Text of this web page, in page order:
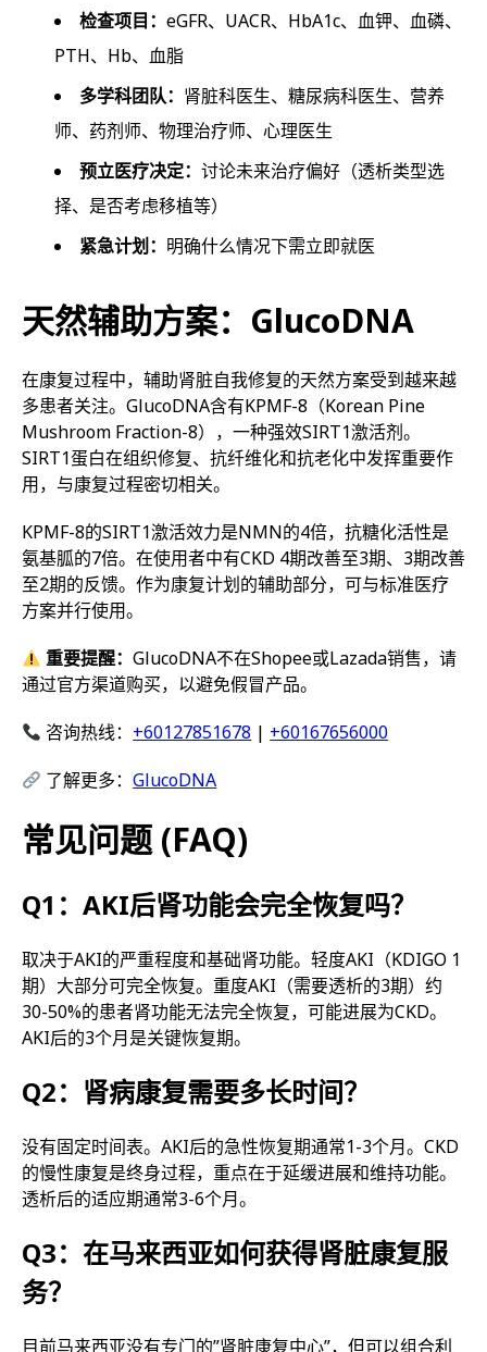
检查项目： eGFR、UACR、HbA1c、血钾、血磷、
PTH、Hb、血脂
多学科团队： 肾脏科医生、糖尿病科医生、营养
师、药剂师、物理治疗师、心理医生
预立医疗决定： 讨论未来治疗偏好（透析类型选
择、是否考虑移植等）
紧急计划： 明确什么情况下需立即就医
天然辅助方案：GlucoDNA
在康复过程中，辅助肾脏自我修复的天然方案受到越来越
多患者关注。GlucoDNA含有KPMF-8（Korean Pine
Mushroom Fraction-8），一种强效SIRT1激活剂。
SIRT1蛋白在组织修复、抗纤维化和抗老化中发挥重要作
用，与康复过程密切相关。
KPMF-8的SIRT1激活效力是NMN的4倍，抗糖化活性是
氨基胍的7倍。在使用者中有CKD 4期改善至3期、3期改善
至2期的反馈。作为康复计划的辅助部分，可与标准医疗
方案并行使用。
重要提醒：GlucoDNA不在Shopee或Lazada销售，请
通过官方渠道购买，以避免假冒产品。
咨询热线： +60127851678 | +60167656000
了解更多：GlucoDNA
常见问题 (FAQ)
Q1：AKI后肾功能会完全恢复吗？
取决于AKI的严重程度和基础肾功能。轻度AKI（KDIGO 1
期）大部分可完全恢复。重度AKI（需要透析的3期）约
30-50%的患者肾功能无法完全恢复，可能进展为CKD。
AKI后的3个月是关键恢复期。
Q2：肾病康复需要多长时间？
没有固定时间表。AKI后的急性恢复期通常1-3个月。CKD
的慢性康复是终身过程，重点在于延缓进展和维持功能。
透析后的适应期通常3-6个月。
Q3：在马来西亚如何获得肾脏康复服
务？
目前马来西亚没有专门的”肾脏康复中心”，但可以组合利